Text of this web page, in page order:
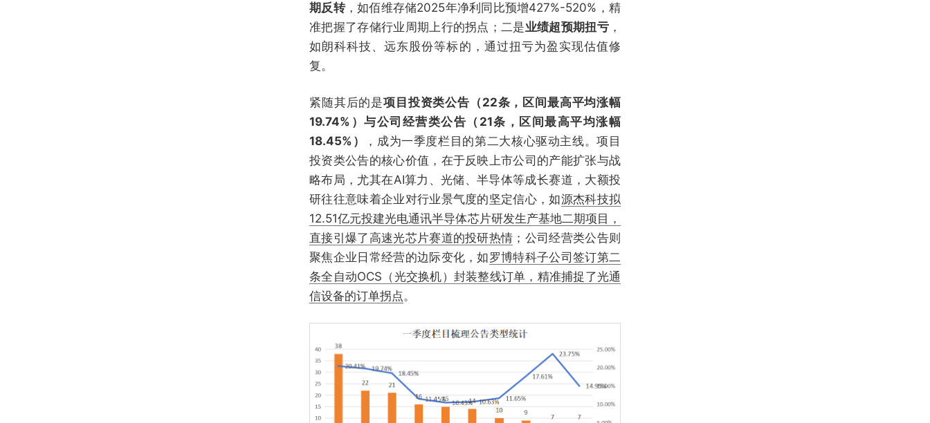
期反转，如佰维存储2025年净利同比预增427%-520%，精
准把握了存储行业周期上行的拐点；二是业绩超预期扭亏 ，
如朗科科技、远东股份等标的，通过扭亏为盈实现估值修
复。
紧随其后的是项目投资类公告（22条，区间最高平均涨幅
19.74%）与公司经营类公告（21条，区间最高平均涨幅
18.45%）
，成为一季度栏目的第二大核心驱动主线。项目
投资类公告的核心价值，在于反映上市公司的产能扩张与战
略布局，尤其在AI算力、光储、半导体等成长赛道，大额投
研往往意味着企业对行业景气度的坚定信心，如源杰科技拟
12.51亿元投建光电通讯半导体芯片研发生产基地二期项目，
直接引爆了高速光芯片赛道的投研热情 ；公司经营类公告则
聚焦企业日常经营的边际变化，如罗博特科子公司签订第二
条全自动OCS（光交换机）封装整线订单，精准捕捉了光通
信设备的订单拐点。